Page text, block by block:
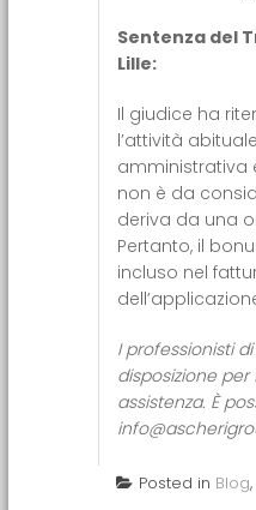
Sentenza del
Lille:
Il giudice ha
l’attività
amministrativa
non è da
deriva da una
Pertanto, il
incluso nel
I professionisti
disposizione
assistenza. È
Posted in Blog,